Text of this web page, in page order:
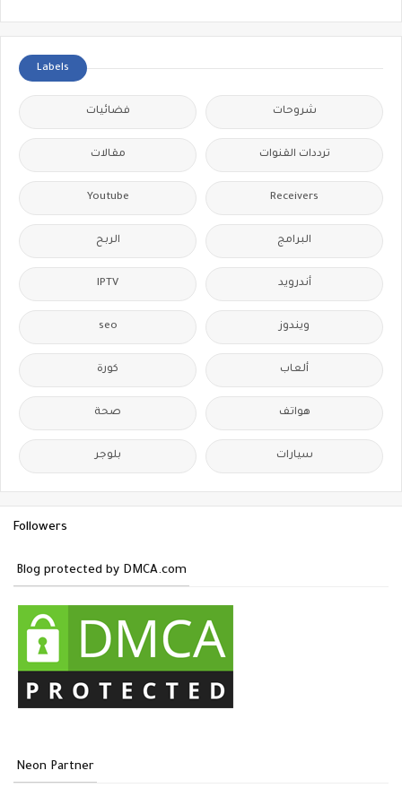
Labels
شروحات فضائيات
ترددات القنوات مقالات
Receivers
Youtube
البرامج الربح
أندرويد IPTV
ويندوز seo
ألعاب كورة
هواتف صحة
سيارات بلوجر
Followers
Blog protected by DMCA.com
Neon Partner